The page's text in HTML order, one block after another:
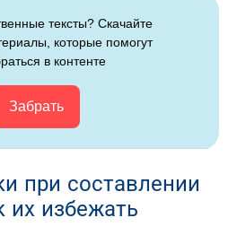
тексты? Скачайте
которые помогут
в контенте
Забрать
при составлении
их избежать